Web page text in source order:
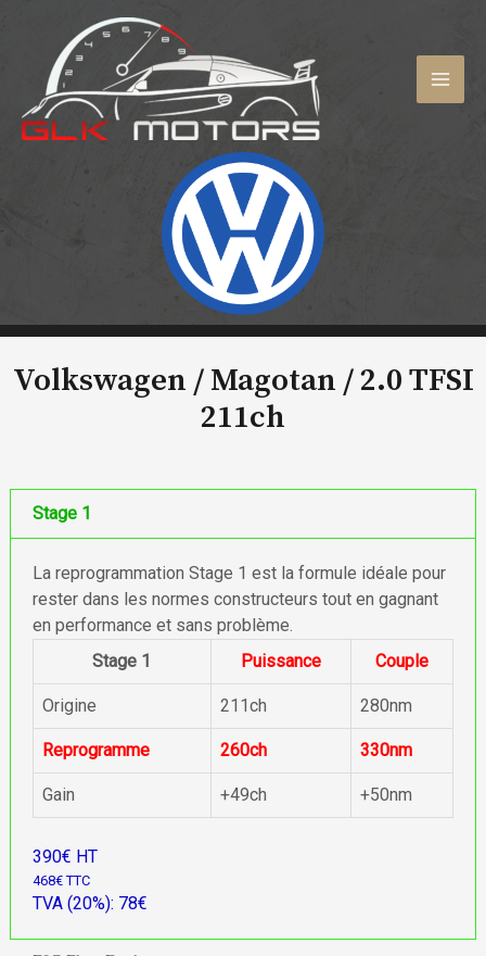
contenu
Volkswagen / Magotan /2.0 TFSI
211ch
Stage 1
La reprogrammation Stage 1 est la formule idéale pour
rester dans les normes constructeurs tout en gagnant
en performance et sans problème.
Stage 1
Puissance Couple
Origine 211ch 280nm
Reprogramme 260ch 330nm
Gain +49ch +50nm
390€ HT
468€ TTC
TVA (20%): 78€